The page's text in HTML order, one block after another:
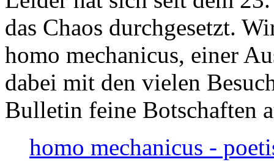
das Chaos durchgesetzt.
homo mechanicus, einer
dabei mit den vielen
Bulletin feine Botschaften
homo mechanicus -